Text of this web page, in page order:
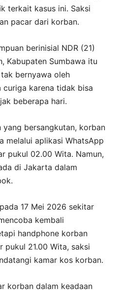
terkait kasus ini. Saksi
pacar dari korban.
berinisial NDR (21)
Kabupaten Sumbawa itu
bernyawa oleh
curiga karena tidak bisa
beberapa hari.
yang bersangkutan, korban
melalui aplikasi WhatsApp
pukul 02.00 Wita. Namun,
di Jakarta dalam
17 Mei 2026 sekitar
kembali
handphone korban
pukul 21.00 Wita, saksi
kamar kos korban.
korban dalam keadaan